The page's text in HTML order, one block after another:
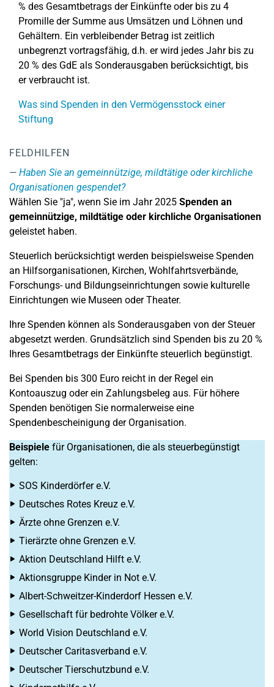
% des Gesamtbetrags der Einkünfte oder bis zu 4
Promille der Summe aus Umsätzen und Löhnen und
Gehältern. Ein verbleibender Betrag ist zeitlich
unbegrenzt vortragsfähig, d.h. er wird jedes Jahr bis zu
20 % des GdE als Sonderausgaben berücksichtigt, bis
er verbraucht ist.
Was sind Spenden in den Vermögensstock einer
Stiftung
FELDHILFEN
Haben Sie an gemeinnützige, mildtätige oder kirchliche
Organisationen gespendet?
Wählen Sie "ja", wenn Sie im Jahr 2025 Spenden an
gemeinnützige, mildtätige oder kirchliche Organisationen
geleistet haben.
Steuerlich berücksichtigt werden beispielsweise Spenden
an Hilfsorganisationen, Kirchen, Wohlfahrtsverbände,
Forschungs- und Bildungseinrichtungen sowie kulturelle
Einrichtungen wie Museen oder Theater.
Ihre Spenden können als Sonderausgaben von der Steuer
abgesetzt werden. Grundsätzlich sind Spenden bis zu 20 %
Ihres Gesamtbetrags der Einkünfte steuerlich begünstigt.
Bei Spenden bis 300 Euro reicht in der Regel ein
Kontoauszug oder ein Zahlungsbeleg aus. Für höhere
Spenden benötigen Sie normalerweise eine
Spendenbescheinigung der Organisation.
Beispiele für Organisationen, die als steuerbegünstigt
gelten:
SOS Kinderdörfer e.V.
Deutsches Rotes Kreuz e.V.
Ärzte ohne Grenzen e.V.
Tierärzte ohne Grenzen e.V.
Aktion Deutschland Hilft e.V.
Aktionsgruppe Kinder in Not e.V.
Albert-Schweitzer-Kinderdorf Hessen e.V.
Gesellschaft für bedrohte Völker e.V.
World Vision Deutschland e.V.
Deutscher Caritasverband e.V.
Deutscher Tierschutzbund e.V.